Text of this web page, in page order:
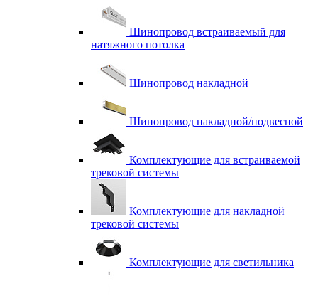
Шинопровод встраиваемый для
натяжного потолка
Шинопровод накладной
Шинопровод накладной/подвесной
Комплектующие для встраиваемой
трековой системы
Комплектующие для накладной
трековой системы
Комплектующие для светильника